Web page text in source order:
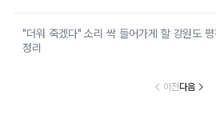
"더워 죽겠다" 소리 싹 들어가게 할 강원도
정리
이전다음